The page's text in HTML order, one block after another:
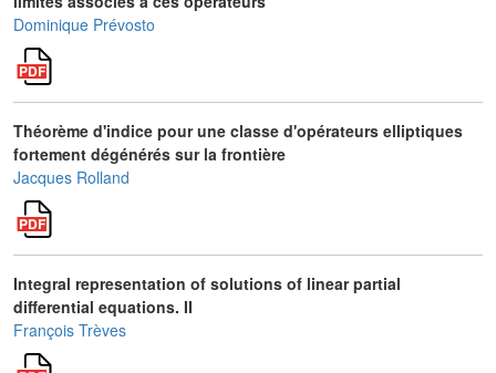
Dominique Prévosto
Théorème d'indice pour une classe d'opérateurs elliptiques
fortement dégénérés sur la frontière
Jacques Rolland
Integral representation of solutions of linear partial
differential equations. II
François Trèves